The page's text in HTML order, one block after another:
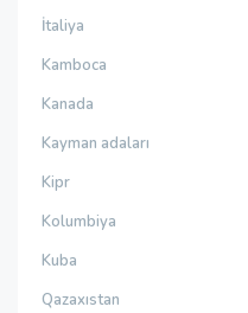
İtaliya
Kamboca
Kanada
Kayman adaları
Kipr
Kolumbiya
Kuba
Qazaxıstan